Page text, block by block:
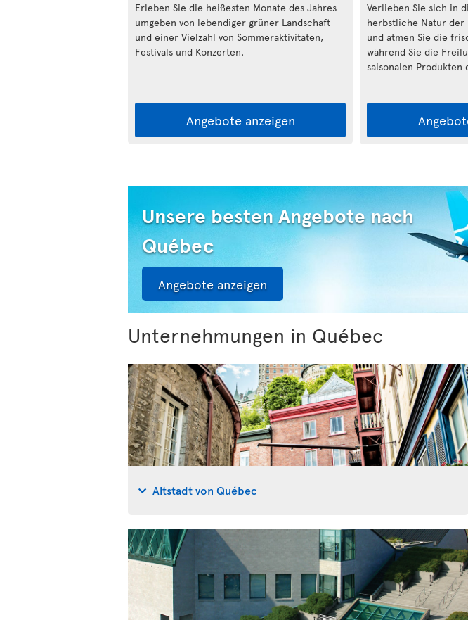
Erleben Sie die heißesten Monate des Jahres
umgeben von lebendiger grüner Landschaft
und einer Vielzahl von Sommeraktivitäten,
Festivals und Konzerten.
Angebote anzeigen
Verlieben Sie sich in
herbstliche Natur der
und atmen Sie die
während Sie die
saisonalen Produkten
Unsere besten Angebote nach
Québec
Angebote anzeigen
Unternehmungen in Québec
Altstadt von Québec